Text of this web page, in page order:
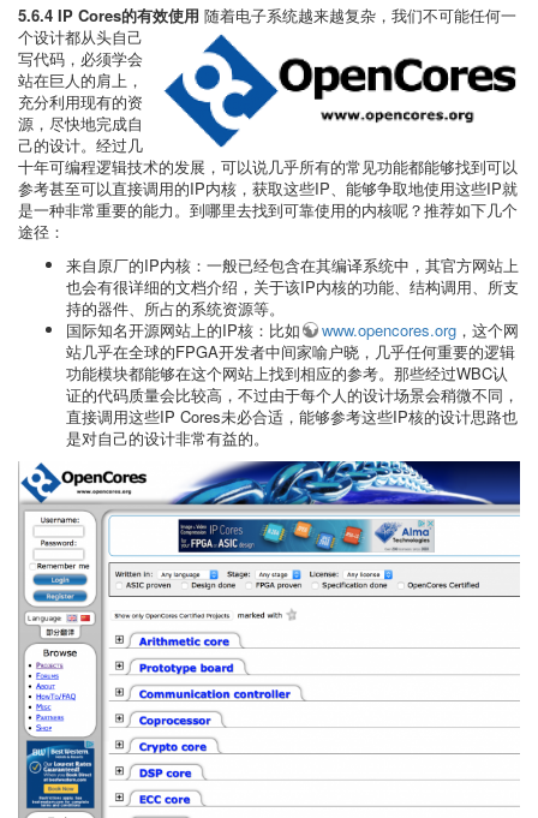
5.6.4 IP Cores的有效使用 随着电子系统越来越复杂，我们不可能任何一
个设计都从头自己
写代码，必须学会
站在巨人的肩上，
充分利用现有的资
源，尽快地完成自
己的设计。经过几
十年可编程逻辑技术的发展，可以说几乎所有的常见功能都能够找到可以
参考甚至可以直接调用的IP内核，获取这些IP、能够争取地使用这些IP就
是一种非常重要的能力。到哪里去找到可靠使用的内核呢？推荐如下几个
途径：
来自原厂的IP内核：一般已经包含在其编译系统中，其官方网站上
也会有很详细的文档介绍，关于该IP内核的功能、结构调用、所支
持的器件、所占的系统资源等。
国际知名开源网站上的IP核：比如
www.opencores.org ，这个网
站几乎在全球的FPGA开发者中间家喻户晓，几乎任何重要的逻辑
功能模块都能够在这个网站上找到相应的参考。那些经过WBC认
证的代码质量会比较高，不过由于每个人的设计场景会稍微不同，
直接调用这些IP Cores未必合适，能够参考这些IP核的设计思路也
是对自己的设计非常有益的。